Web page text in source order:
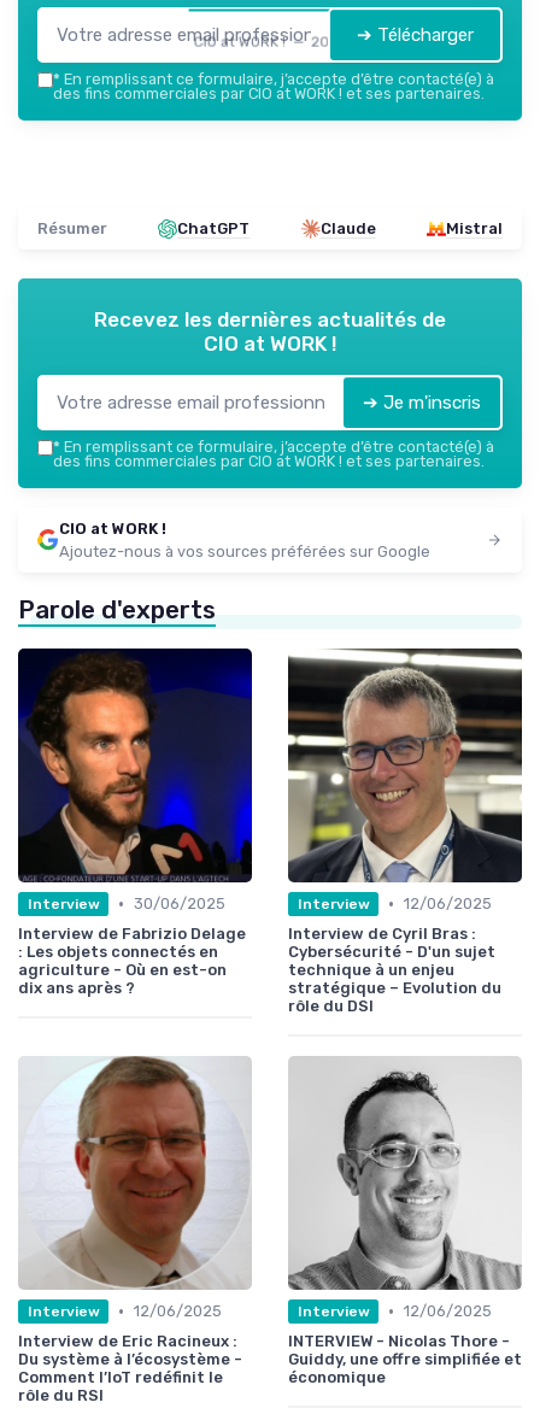
CIO at WORK ! — 2026 ➔ Télécharger
* En remplissant ce formulaire, j’accepte d’être contacté(e) à
des fins commerciales par CIO at WORK ! et ses partenaires.
Résumer ChatGPT Claude Mistral
Recevez les dernières actualités de
CIO at WORK !
➔ Je m'inscris
* En remplissant ce formulaire, j’accepte d’être contacté(e) à
des fins commerciales par CIO at WORK ! et ses partenaires.
CIO at WORK !
Ajoutez-nous à vos sources préférées sur Google
Parole d'experts
Interview • 30/06/2025
Interview de Fabrizio Delage
: Les objets connectés en
agriculture - Où en est-on
dix ans après ?
Interview • 12/06/2025
Interview de Cyril Bras :
Cybersécurité - D'un sujet
technique à un enjeu
stratégique – Evolution du
rôle du DSI
Interview • 12/06/2025
Interview de Eric Racineux :
Du système à l’écosystème -
Comment l’IoT redéfinit le
rôle du RSI
Interview • 12/06/2025
INTERVIEW - Nicolas Thore -
Guiddy, une offre simplifiée et
économique